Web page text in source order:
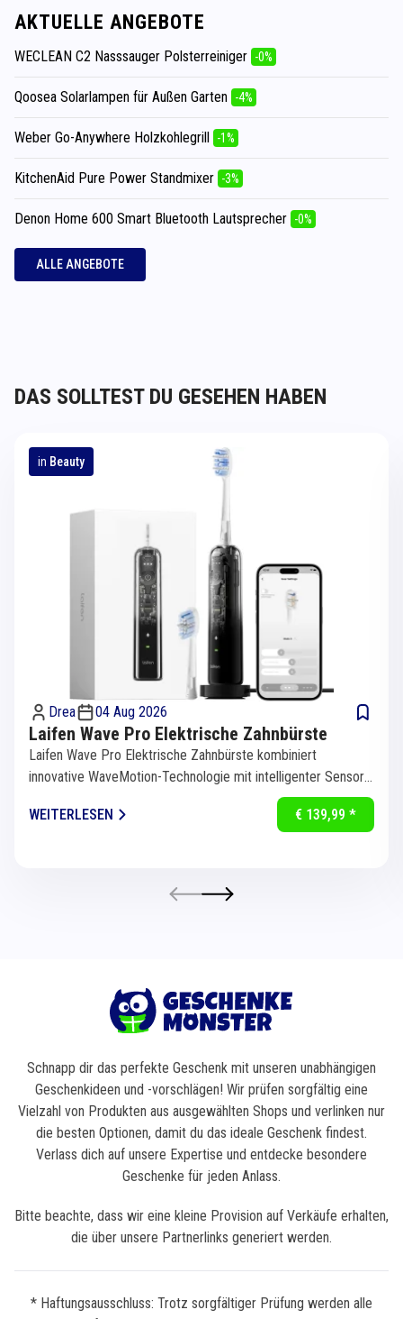
AKTUELLE ANGEBOTE
WECLEAN C2 Nasssauger Polsterreiniger -0%
Qoosea Solarlampen für Außen Garten -4%
Weber Go-Anywhere Holzkohlegrill -1%
KitchenAid Pure Power Standmixer -3%
Denon Home 600 Smart Bluetooth Lautsprecher -0%
ALLE ANGEBOTE
DAS SOLLTEST DU GESEHEN HABEN
in Beauty
Drea 04 Aug 2026
Laifen Wave Pro Elektrische Zahnbürste
Laifen Wave Pro Elektrische Zahnbürste kombiniert
innovative WaveMotion-Technologie mit intelligenter Sensorik
WEITERLESEN
€ 139,99 *
Schnapp dir das perfekte Geschenk mit unseren unabhängigen
Geschenkideen und -vorschlägen! Wir prüfen sorgfältig eine
Vielzahl von Produkten aus ausgewählten Shops und verlinken nur
die besten Optionen, damit du das ideale Geschenk findest.
Verlass dich auf unsere Expertise und entdecke besondere
Geschenke für jeden Anlass.
Bitte beachte, dass wir eine kleine Provision auf Verkäufe erhalten,
die über unsere Partnerlinks generiert werden.
* Haftungsausschluss: Trotz sorgfältiger Prüfung werden alle